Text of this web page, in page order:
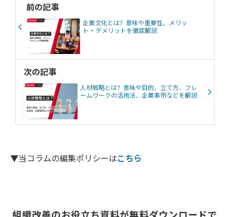
前の記事
企業文化とは？意味や重要性、メリッ
ト・デメリットを徹底解説
次の記事
人材戦略とは？意味や目的、立て方、フレ
ームワークの活用法、企業事例などを解説
▼当コラムの編集ポリシーはこちら
組織改善のお役立ち資料が無料ダウンロードで